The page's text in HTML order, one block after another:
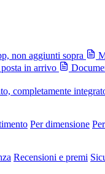
non aggiunti sopra
in arrivo
completamente
Per dimensione
Recensioni e premi